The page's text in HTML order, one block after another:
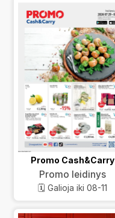
Promo Cash&Carry
Promo leidinys
🗓️ Galioja iki 08-11